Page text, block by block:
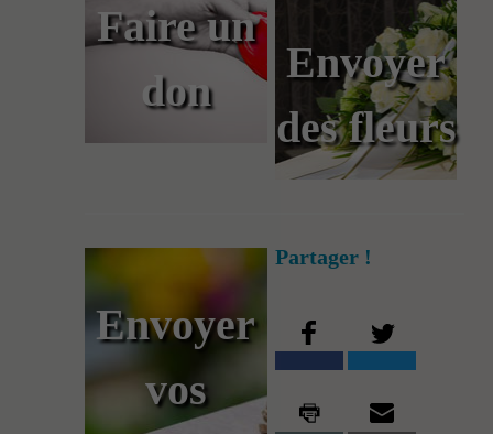
Faire un
don
Envoyer
des fleurs
Envoyer
vos
Partager !